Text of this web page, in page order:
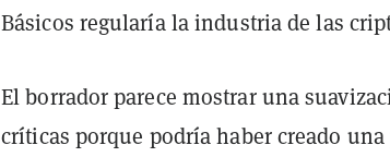
Básicos regularía la industria de las
El borrador parece mostrar una
críticas porque podría haber creado